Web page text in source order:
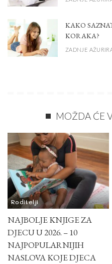
KAKO
KORAKA?
ZADNJE
MOŽDA ĆE
Roditelji
NAJBOLJE KNJIGE ZA
DJECU U 2026. – 10
NAJPOPULARNIJIH
NASLOVA KOJE DJECA